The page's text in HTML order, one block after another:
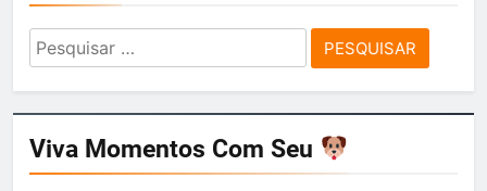
Pesquisar
por:
Viva Momentos Com Seu